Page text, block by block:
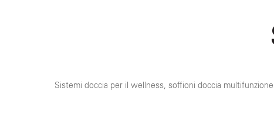
Sistemi doccia per il wellness, soffioni doccia